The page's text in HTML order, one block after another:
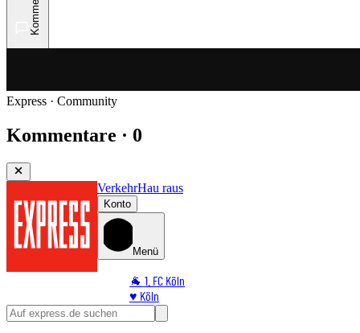
Express · Community
Kommentare · 0
VerkehrHau raus
Konto
Menü
🐐 1. FC Köln
♥️ Köln
⭐ Promi